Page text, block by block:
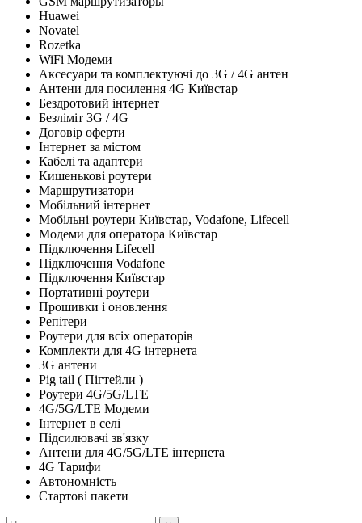
Huawei
Novatel
Rozetka
WiFi Модеми
Аксесуари та комплектуючі до 3G / 4G антен
Антени для посилення 4G Київстар
Бездротовий інтернет
Безліміт 3G / 4G
Договір оферти
Інтернет за містом
Кабелі та адаптери
Кишенькові роутери
Маршрутизатори
Мобільний інтернет
Мобільні роутери Київстар, Vodafone, Lifecell
Модеми для оператора Київстар
Підключення Lifecell
Підключення Vodafone
Підключення Київстар
Портативні роутери
Прошивки і оновлення
Репітери
Роутери для всіх операторів
Комплекти для 4G інтернета
3G антени
Pig tail ( Пігтейли )
Роутери 4G/5G/LTE
4G/5G/LTE Модеми
Інтернет в селі
Підсилювачі зв'язку
Антени для 4G/5G/LTE інтернета
4G Тарифи
Автономність
Стартові пакети